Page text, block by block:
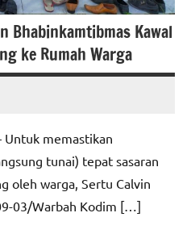
Bhabinkamtibmas Kawal
ke Rumah Warga
Untuk memastikan
tunai) tepat sasaran
oleh warga, Sertu Calvin
03/Warbah Kodim […]